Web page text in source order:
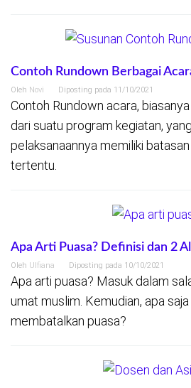
Contoh Rundown Berbagai
Oleh Novi Diposting pada 11/10/2021
Contoh Rundown acara,
dari suatu program kegiatan,
pelaksanaannya memiliki
tertentu.
Apa Arti Puasa? Definisi dan 2
Oleh Ulfiana Diposting pada 10/10/2021
Apa arti puasa? Masuk dalam
umat muslim. Kemudian, apa
membatalkan puasa?